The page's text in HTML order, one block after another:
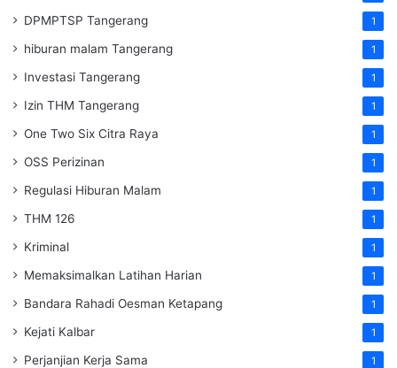
DPMPTSP Tangerang 1
hiburan malam Tangerang 1
Investasi Tangerang 1
Izin THM Tangerang 1
One Two Six Citra Raya 1
OSS Perizinan 1
Regulasi Hiburan Malam 1
THM 126 1
Kriminal 1
Memaksimalkan Latihan Harian 1
Bandara Rahadi Oesman Ketapang 1
Kejati Kalbar 1
Perjanjian Kerja Sama 1